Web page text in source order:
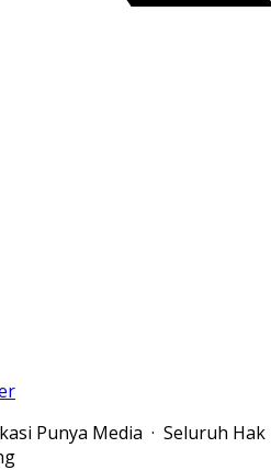
Punya Media · Seluruh Hak